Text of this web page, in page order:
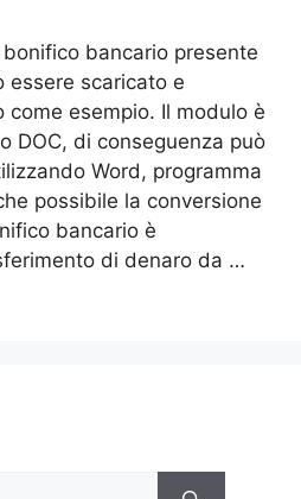
bancario presente
essere scaricato e
esempio. Il modulo è
DOC, di conseguenza può
Word, programma
possibile la conversione
bancario è
di denaro da …